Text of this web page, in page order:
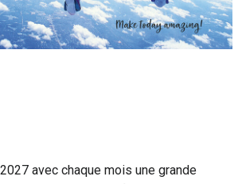
avec chaque mois une grande